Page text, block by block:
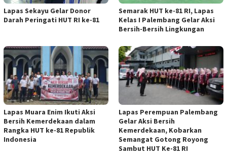
Lapas Sekayu Gelar Donor
Darah Peringati HUT RI ke-81
Semarak HUT ke-81 RI, Lapas
Kelas I Palembang Gelar Aksi
Bersih-Bersih Lingkungan
Lapas Muara Enim Ikuti Aksi
Bersih Kemerdekaan dalam
Rangka HUT ke-81 Republik
Indonesia
Lapas Perempuan Palembang
Gelar Aksi Bersih
Kemerdekaan, Kobarkan
Semangat Gotong Royong
Sambut HUT Ke-81 RI